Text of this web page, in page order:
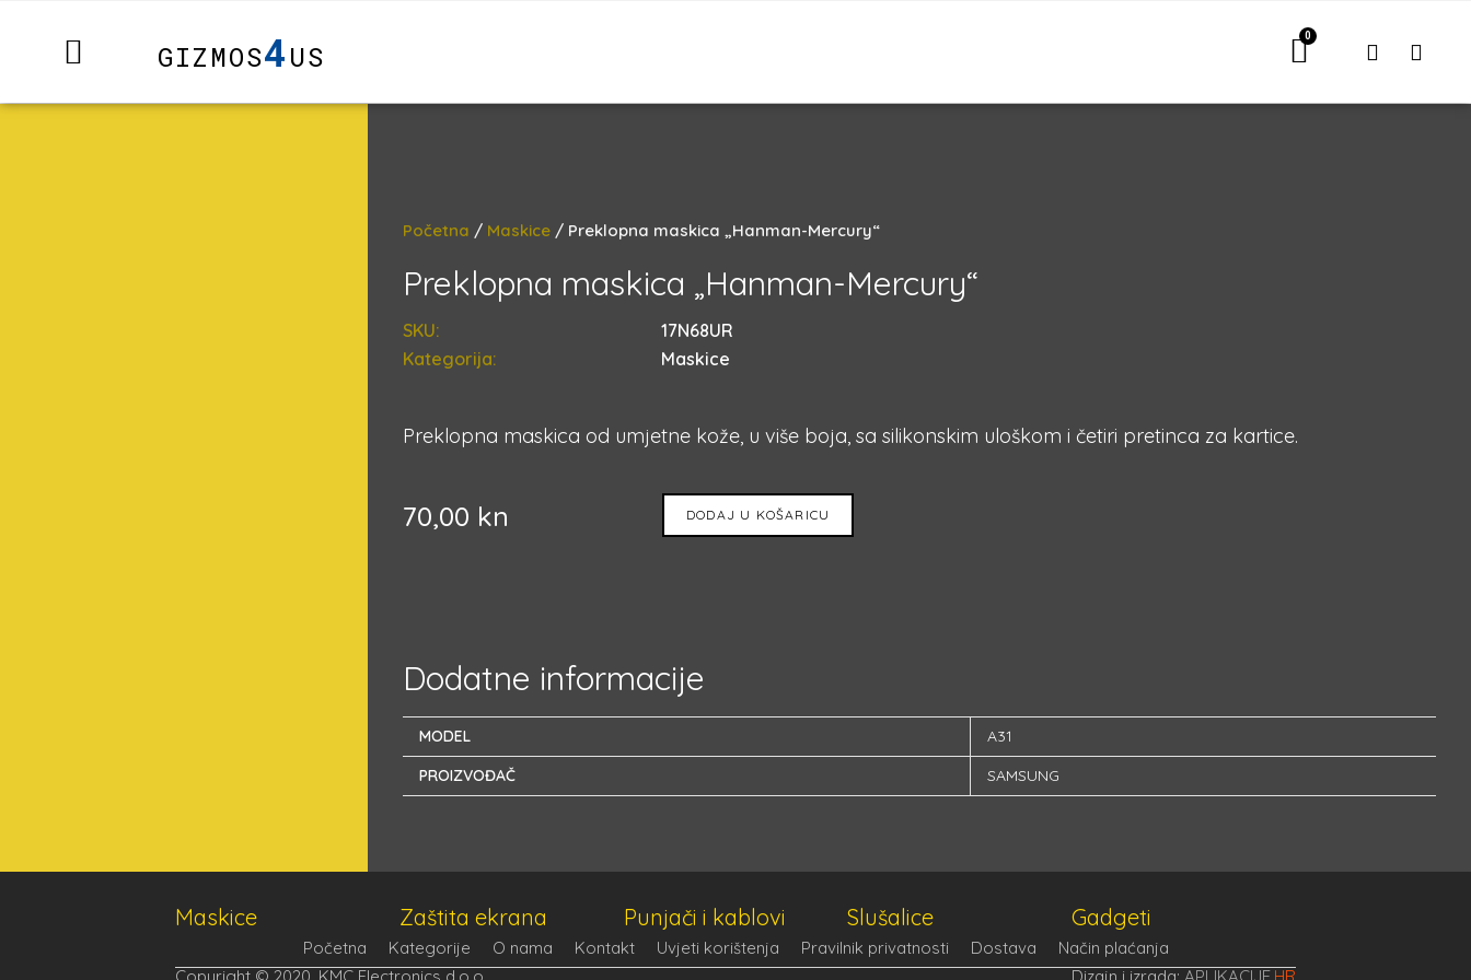
GIZMOS4US
Početna / Maskice / Preklopna maskica „Hanman-Mercury“
Preklopna maskica „Hanman-Mercury“
SKU:
17N68UR
Kategorija:
Maskice
Preklopna maskica od umjetne kože, u više boja, sa silikonskim uloškom i četiri pretinca za kartice.
70,00 kn DODAJ U KOŠARICU
Dodatne informacije
MODEL
A31
PROIZVOĐAČ
SAMSUNG
Maskice Zaštita ekrana Punjači i kablovi Slušalice Gadgeti
Početna Kategorije O nama Kontakt Uvjeti korištenja Pravilnik privatnosti Dostava
Način plaćanja